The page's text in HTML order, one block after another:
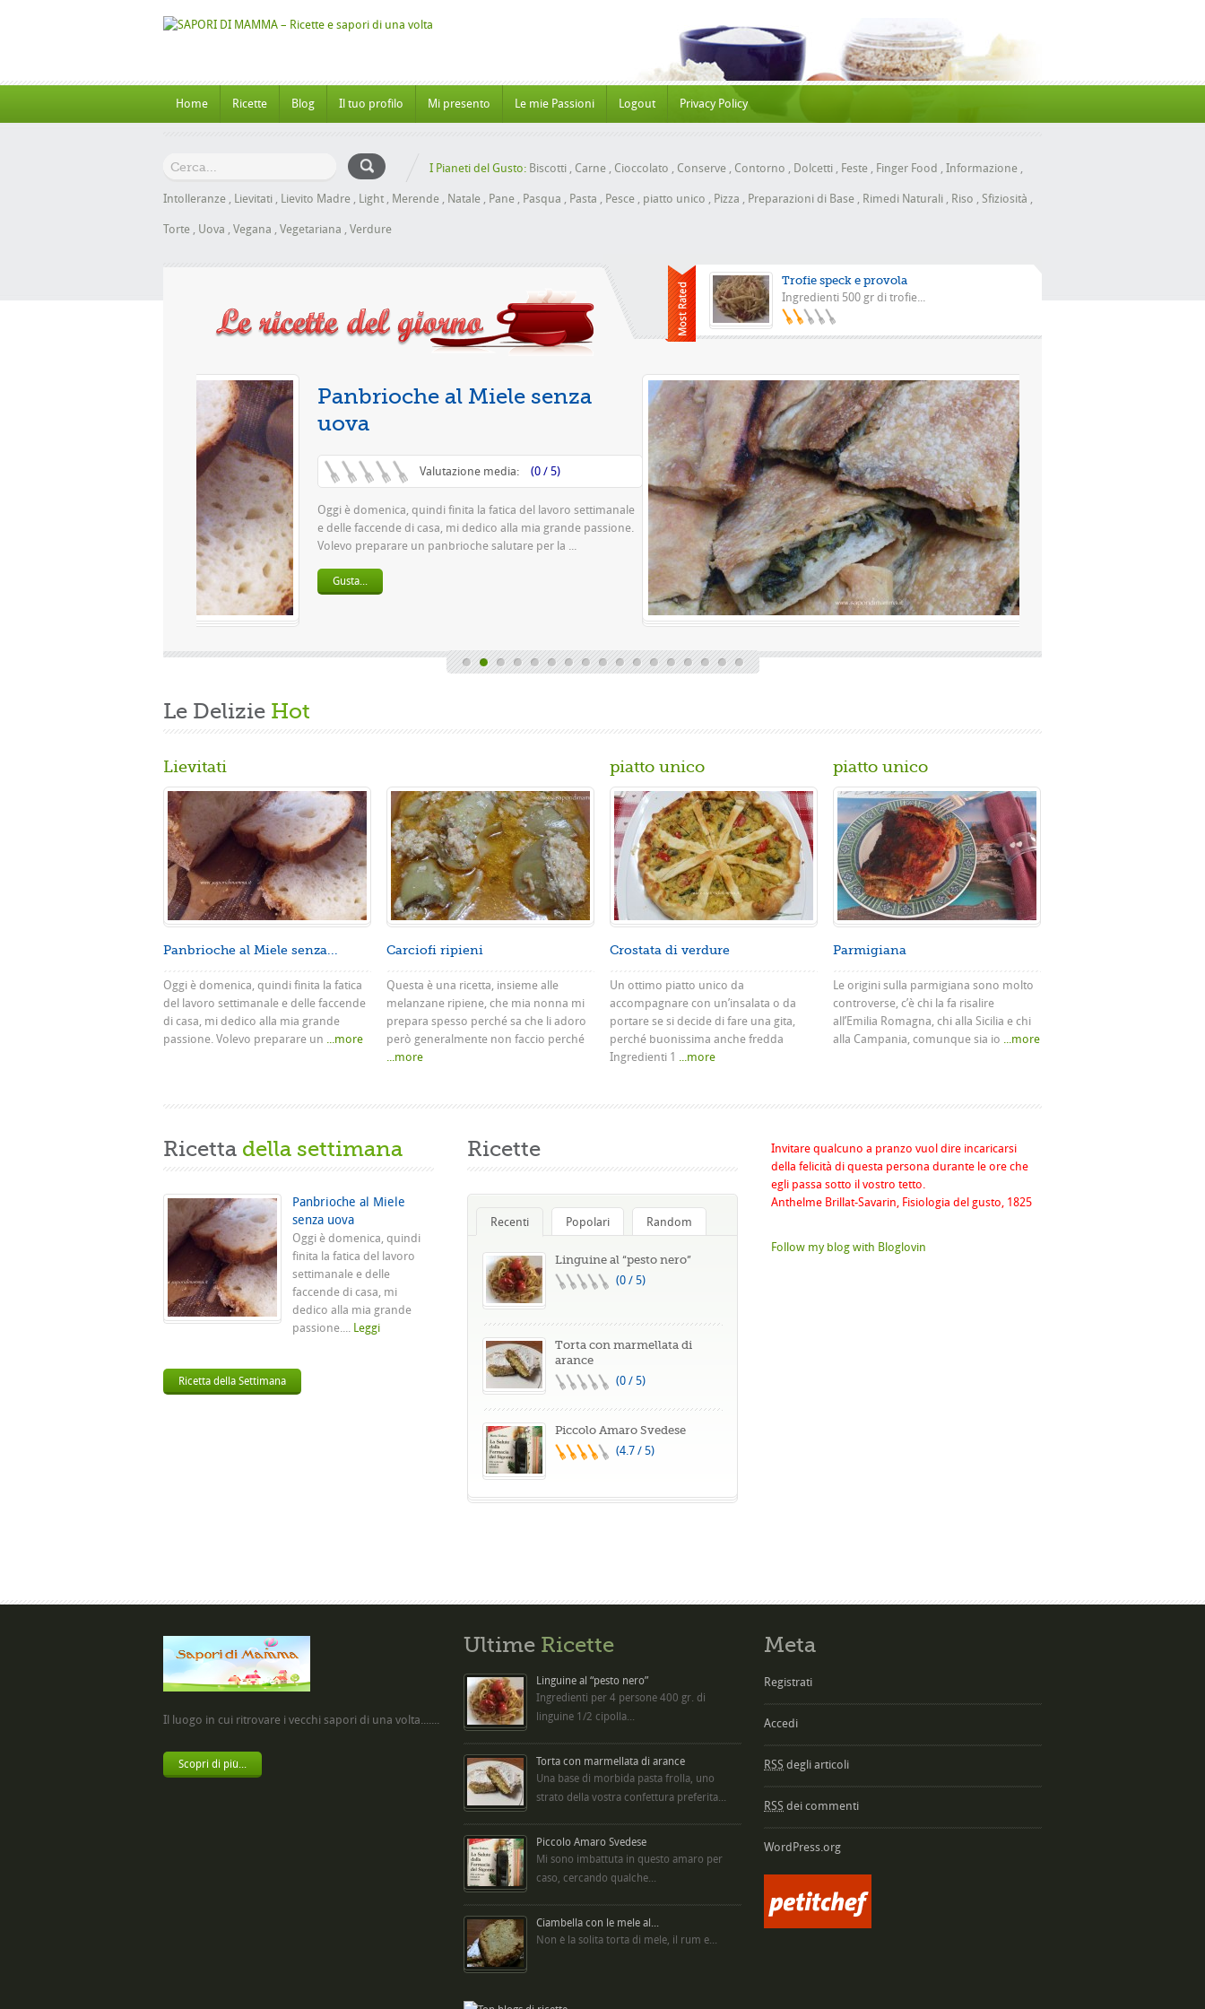
Home Ricette Blog Il tuo profilo Mi presento Le mie Passioni Logout Privacy Policy
I Pianeti del Gusto: Biscotti , Carne , Cioccolato , Conserve , Contorno , Dolcetti , Feste , Finger Food , Informazione ,
Intolleranze , Lievitati , Lievito Madre , Light , Merende , Natale , Pane , Pasqua , Pasta , Pesce , piatto unico , Pizza , Preparazioni di Base , Rimedi Naturali , Riso , Sfiziosità ,
Torte , Uova , Vegana , Vegetariana , Verdure
Trofie speck e provola
Ingredienti 500 gr di trofie...
Pizza con la scarola
Valutazione media: (0 / 5)
Questa è una pizza famosissima a Napoli Ingredienti Per la
pasta 500 g di farina rimacinata a pietra 0 10 g di lievito di
birra o 150 gr. di ...
Gusta...
Le Delizie Hot
Lievitati
Panbrioche al Miele senza...
Oggi è domenica, quindi finita la fatica
del lavoro settimanale e delle faccende
di casa, mi dedico alla mia grande
passione. Volevo preparare un ...more
Carciofi ripieni
Questa è una ricetta, insieme alle
melanzane ripiene, che mia nonna mi
prepara spesso perché sa che li adoro
però generalmente non faccio perché
...more
piatto unico
Crostata di verdure
Un ottimo piatto unico da
accompagnare con un’insalata o da
portare se si decide di fare una gita,
perché buonissima anche fredda
Ingredienti 1 ...more
piatto unico
Parmigiana
Le origini sulla parmigiana sono molto
controverse, c’è chi la fa risalire
all’Emilia Romagna, chi alla Sicilia e chi
alla Campania, comunque sia io ...more
Ricetta della settimana
Panbrioche al Miele
senza uova
Oggi è domenica, quindi
finita la fatica del lavoro
settimanale e delle
faccende di casa, mi
dedico alla mia grande
passione.... Leggi
Ricetta della Settimana
Ricette
Recenti Popolari Random
Linguine al “pesto nero”
(0 / 5)
Torta con marmellata di
arance
(0 / 5)
Piccolo Amaro Svedese
(4.7 / 5)
Invitare qualcuno a pranzo vuol dire incaricarsi
della felicità di questa persona durante le ore che
egli passa sotto il vostro tetto.
Anthelme Brillat-Savarin, Fisiologia del gusto, 1825
Follow my blog with Bloglovin
Il luogo in cui ritrovare i vecchi sapori di una volta.......
Scopri di più...
Ultime Ricette
Linguine al “pesto nero”
Ingredienti per 4 persone 400 gr. di
linguine 1/2 cipolla...
Torta con marmellata di arance
Una base di morbida pasta frolla, uno
strato della vostra confettura preferita...
Piccolo Amaro Svedese
Mi sono imbattuta in questo amaro per
caso, cercando qualche...
Ciambella con le mele al...
Non è la solita torta di mele, il rum e...
Meta
Registrati
Accedi
RSS degli articoli
RSS dei commenti
WordPress.org